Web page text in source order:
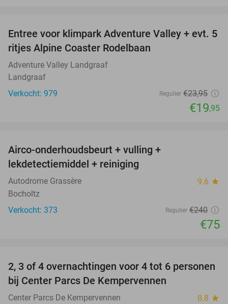
17%
Entree voor klimpark Adventure Valley + evt. 5
ritjes Alpine Coaster Rodelbaan
Adventure Valley Landgraaf
Landgraaf
Verkocht: 979
Regulier €23,95
€19,95
Airco-onderhoudsbeurt + vulling +
lekdetectiemiddel + reiniging
Autodrome Grassère 9.6 star
Bocholtz
Verkocht: 373
Regulier €240
€75
2, 3 of 4 overnachtingen voor 4 tot 6 personen
bij Center Parcs De Kempervennen
Center Parcs De Kempervennen 8.8 star